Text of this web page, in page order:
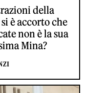
della
è accorto che
non è la sua
Mina?